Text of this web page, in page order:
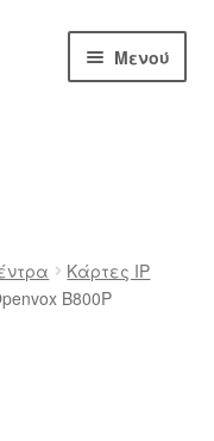
Μενού
Κάρτες IP
B800P